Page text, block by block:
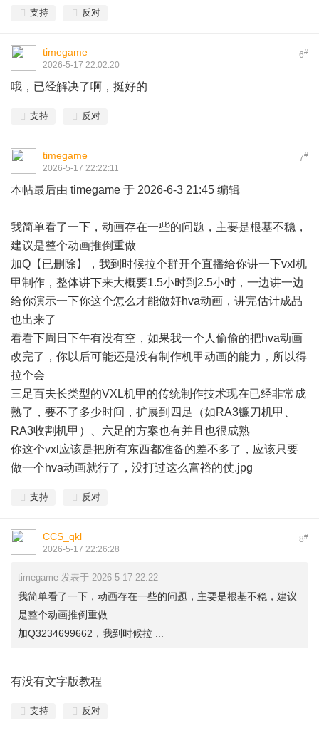
支持 反对
6#
timegame
2026-5-17 22:02:20
哦，已经解决了啊，挺好的
支持 反对
7#
timegame
2026-5-17 22:22:11
本帖最后由 timegame 于 2026-6-3 21:45 编辑
我简单看了一下，动画存在一些的问题，主要是根基不稳，
建议是整个动画推倒重做
加Q【已删除】，我到时候拉个群开个直播给你讲一下vxl机
甲制作，整体讲下来大概要1.5小时到2.5小时，一边讲一边
给你演示一下你这个怎么才能做好hva动画，讲完估计成品
也出来了
看看下周日下午有没有空，如果我一个人偷偷的把hva动画
改完了，你以后可能还是没有制作机甲动画的能力，所以得
拉个会
三足百夫长类型的VXL机甲的传统制作技术现在已经非常成
熟了，要不了多少时间，扩展到四足（如RA3镰刀机甲、
RA3收割机甲）、六足的方案也有并且也很成熟
你这个vxl应该是把所有东西都准备的差不多了，应该只要
做一个hva动画就行了，没打过这么富裕的仗.jpg
支持 反对
8#
CCS_qkl
2026-5-17 22:26:28
timegame 发表于 2026-5-17 22:22
我简单看了一下，动画存在一些的问题，主要是根基不稳，建议
是整个动画推倒重做
加Q3234699662，我到时候拉 ...
有没有文字版教程
支持 反对